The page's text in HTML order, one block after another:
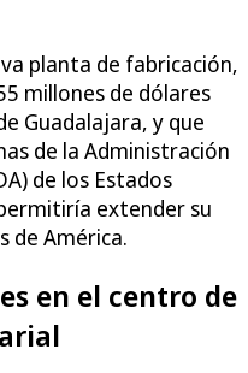
planta de fabricación,
millones de dólares
Guadalajara, y que
de la Administración
de los Estados
extender su
de América.
en el centro de